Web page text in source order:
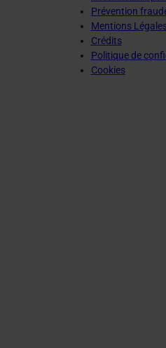
Prévention
Mentions
Crédits
Politique de
Cookies